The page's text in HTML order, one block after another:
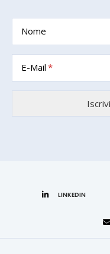
Nome
E-Mail
LINKEDIN